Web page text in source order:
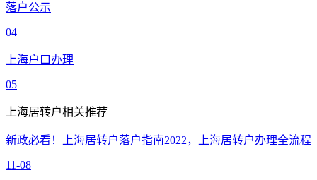
落户公示
04
上海户口办理
05
上海居转户相关推荐
新政必看！上海居转户落户指南2022，上海居转户办理全流程
11-08